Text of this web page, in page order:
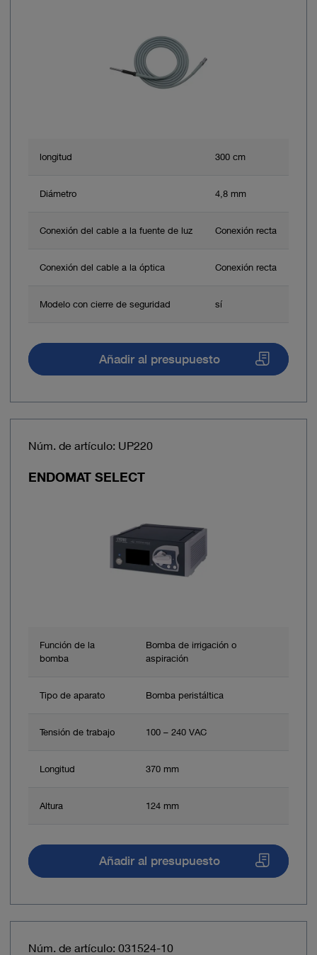
longitud 300 cm
Diámetro 4,8 mm
Conexión del cable a la fuente de luz Conexión recta
Conexión del cable a la óptica Conexión recta
Modelo con cierre de seguridad sí
Añadir al presupuesto
Núm. de artículo: UP220
ENDOMAT SELECT
Función de la
bomba
Bomba de irrigación o
aspiración
Tipo de aparato Bomba peristáltica
Tensión de trabajo 100 – 240 VAC
Longitud 370 mm
Altura 124 mm
Añadir al presupuesto
Núm. de artículo: 031524-10